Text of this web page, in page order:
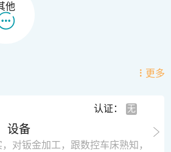
他
更多
认证：
设备
对钣金加工，跟数控车床熟知，